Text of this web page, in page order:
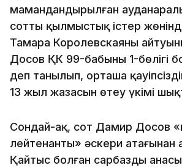
мамандандырылған
соттың қылмыстық істер
Тамара Королевскаяның
Досов ҚК 99-бабының 1-бөлігі
деп танылып, орташа
13 жыл жазасын өтеу үкімі
Сондай-ақ, сот Дамир Досов
лейтенанты» әскери атағынан
Қайтыс болған сарбаздың